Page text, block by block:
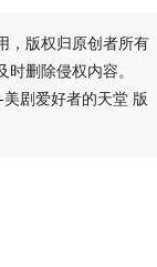
，版权归原创者所有
删除侵权内容。
剧爱好者的天堂 版